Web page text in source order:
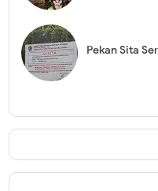
Pekan Sita